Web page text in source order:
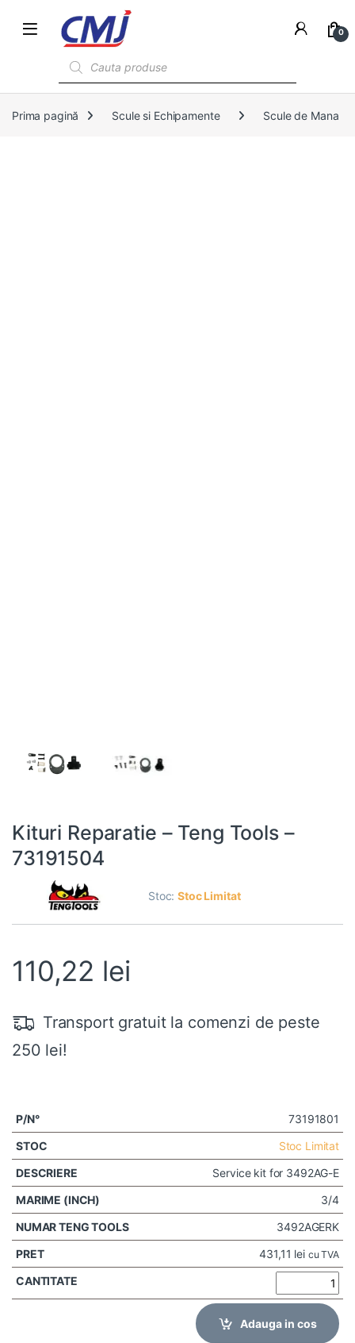
0
Prima pagină Scule si Echipamente Scule de Mana
Kituri Reparatie – Teng Tools –
73191504
Stoc:Stoc Limitat
110,22 lei
Transport gratuit la comenzi de peste
250 lei!
73191801
Stoc Limitat
Service kit for 3492AG-E
3/4
3492AGERK
431,11 lei cu TVA
Adauga in cos